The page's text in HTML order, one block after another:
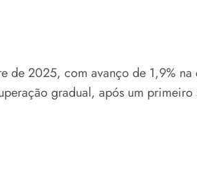
de 2025, com avanço de 1,9%
gradual, após um primeiro